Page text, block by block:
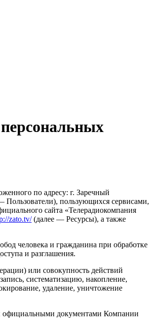
по адресу: г. Заречный
пользующихся сервисами,
сайта «Телерадиокомпания
zato.tv/(далее — Ресурсы), а также
человека и гражданина при обработке
и разглашения.
или совокупность действий
систематизацию, накопление,
удаление, уничтожение
официальными документами Компании